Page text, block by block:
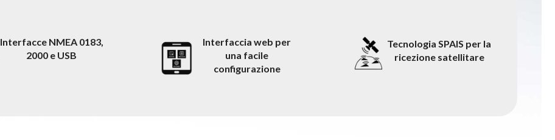
Interfacce NMEA 0183,
2000 e USB
Interfaccia web per
una facile
configurazione
Tecnologia SPAIS per la
ricezione satellitare